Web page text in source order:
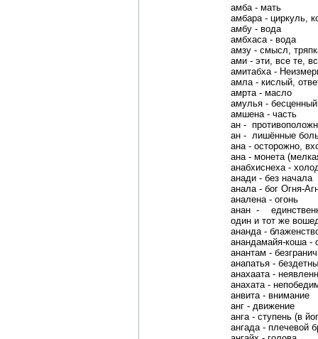
амба - мать
амбара - циркуль,
амбу - вода
амбхаса - вода
амзу - смысл,
ами - эти, все те,
амитабха -
амла - кислый,
амрта - масло
амулья - бесценный
амшена - часть
ан -
ан - лишённые
ана - осторожно,
ана - монета
анабхиснеха -
анади - без начала
анала - бог Огня-
аналена - огонь
анан -
один и тот же
ананда -
анандамайя-коша -
анантам -
анапатья -
анахаата -
анахата -
анвита - внимание
анг - движение
анга - ступень (в
ангада - плечевой